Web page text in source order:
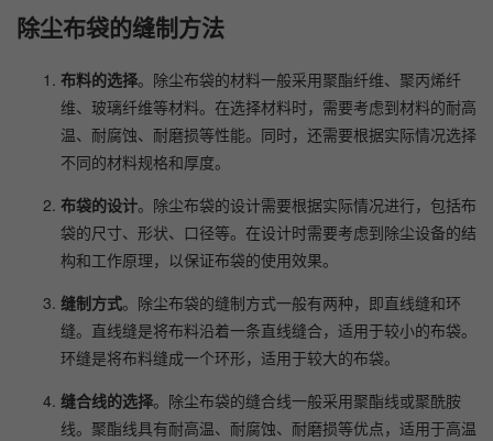
除尘布袋的缝制方法
布料的选择。除尘布袋的材料一般采用聚酯纤维、聚丙烯纤
维、玻璃纤维等材料。在选择材料时，需要考虑到材料的耐高
温、耐腐蚀、耐磨损等性能。同时，还需要根据实际情况选择
不同的材料规格和厚度。
布袋的设计。除尘布袋的设计需要根据实际情况进行，包括布
袋的尺寸、形状、口径等。在设计时需要考虑到除尘设备的结
构和工作原理，以保证布袋的使用效果。
缝制方式。除尘布袋的缝制方式一般有两种，即直线缝和环
缝。直线缝是将布料沿着一条直线缝合，适用于较小的布袋。
环缝是将布料缝成一个环形，适用于较大的布袋。
缝合线的选择。除尘布袋的缝合线一般采用聚酯线或聚酰胺
线。聚酯线具有耐高温、耐腐蚀、耐磨损等优点，适用于高温